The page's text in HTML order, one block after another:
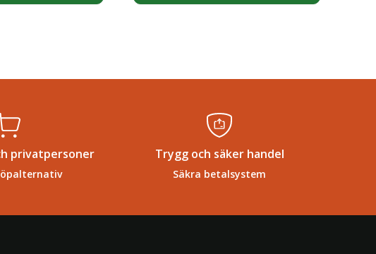
privatpersoner Trygg och säker handel
Säkra betalsystem